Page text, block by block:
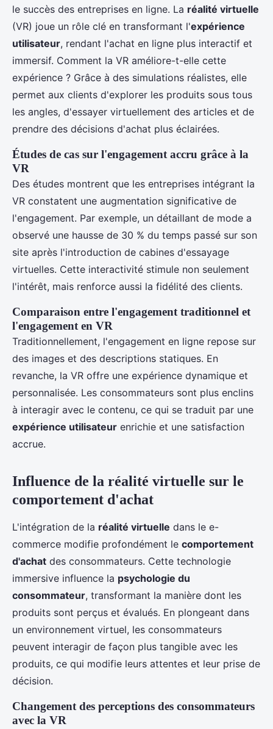
le succès des entreprises en ligne. La réalité virtuelle
(VR) joue un rôle clé en transformant l'expérience
utilisateur, rendant l'achat en ligne plus interactif et
immersif. Comment la VR améliore-t-elle cette
expérience ? Grâce à des simulations réalistes, elle
permet aux clients d'explorer les produits sous tous
les angles, d'essayer virtuellement des articles et de
prendre des décisions d'achat plus éclairées.
Études de cas sur l'engagement accru grâce à la
VR
Des études montrent que les entreprises intégrant la
VR constatent une augmentation significative de
l'engagement. Par exemple, un détaillant de mode a
observé une hausse de 30 % du temps passé sur son
site après l'introduction de cabines d'essayage
virtuelles. Cette interactivité stimule non seulement
l'intérêt, mais renforce aussi la fidélité des clients.
Comparaison entre l'engagement traditionnel et
l'engagement en VR
Traditionnellement, l'engagement en ligne repose sur
des images et des descriptions statiques. En
revanche, la VR offre une expérience dynamique et
personnalisée. Les consommateurs sont plus enclins
à interagir avec le contenu, ce qui se traduit par une
expérience utilisateur enrichie et une satisfaction
accrue.
Influence de la réalité virtuelle sur le
comportement d'achat
L'intégration de la réalité virtuelle dans le e-
commerce modifie profondément le comportement
d'achat des consommateurs. Cette technologie
immersive influence la psychologie du
consommateur, transformant la manière dont les
produits sont perçus et évalués. En plongeant dans
un environnement virtuel, les consommateurs
peuvent interagir de façon plus tangible avec les
produits, ce qui modifie leurs attentes et leur prise de
décision.
Changement des perceptions des consommateurs
avec la VR